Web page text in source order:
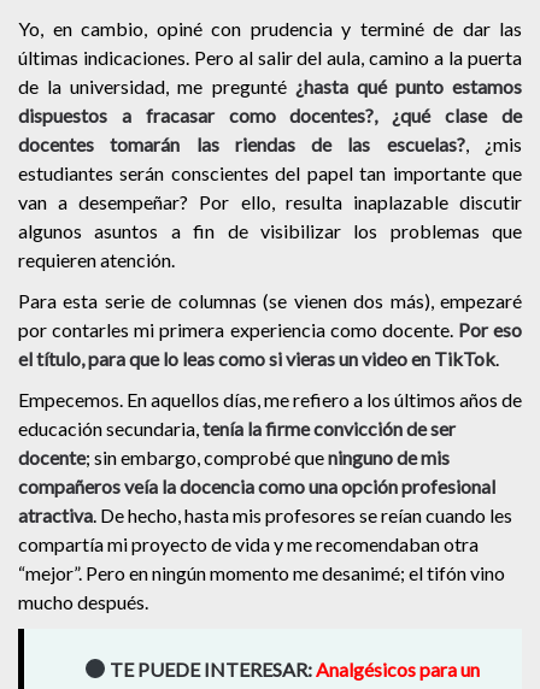
Yo, en cambio, opiné con prudencia y terminé de dar las
últimas indicaciones. Pero al salir del aula, camino a la puerta
de la universidad, me pregunté ¿hasta qué punto estamos
dispuestos a fracasar como docentes?, ¿qué clase de
docentes tomarán las riendas de las escuelas?, ¿mis
estudiantes serán conscientes del papel tan importante que
van a desempeñar? Por ello, resulta inaplazable discutir
algunos asuntos a fin de visibilizar los problemas que
requieren atención.
Para esta serie de columnas (se vienen dos más), empezaré
por contarles mi primera experiencia como docente. Por eso
el título, para que lo leas como si vieras un video en TikTok.
Empecemos. En aquellos días, me refiero a los últimos años de
educación secundaria, tenía la firme convicción de ser
docente; sin embargo, comprobé queninguno de mis
compañeros veía la docencia como una opción profesional
atractiva . De hecho, hasta mis profesores se reían cuando les
compartía mi proyecto de vida y me recomendaban otra
“mejor”. Pero en ningún momento me desanimé; el tifón vino
mucho después.
TE PUEDE INTERESAR: Analgésicos para un